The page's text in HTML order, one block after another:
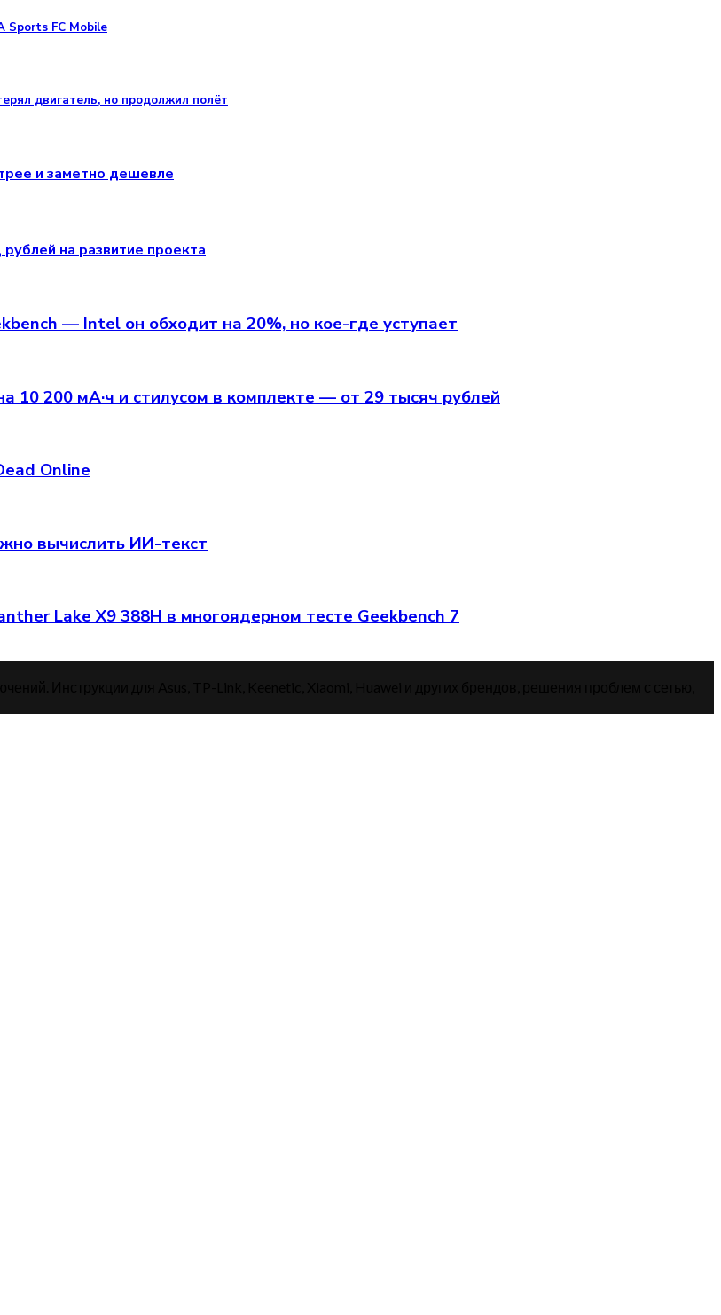
Sports FC Mobile
двигатель, но продолжил полёт
и заметно дешевле
на развитие проекта
— Intel он обходит на 20%, но кое-где уступает
200 мА·ч и стилусом в комплекте — от 29 тысяч рублей
Online
вычислить ИИ-текст
Lake X9 388H в многоядерном тесте Geekbench 7